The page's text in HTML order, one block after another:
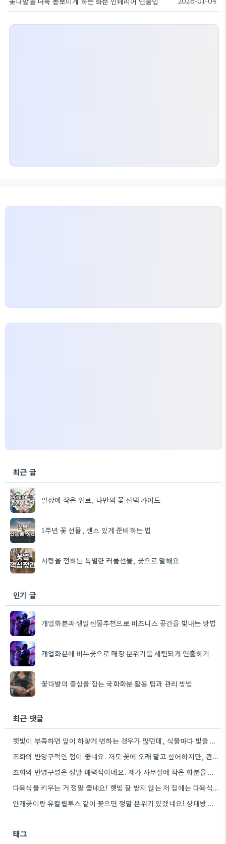
최근 글
일상에 작은 위로, 나만의 꽃 선택 가이드
1주년 꽃 선물, 센스 있게 준비하는 법
사랑을 전하는 특별한 커플선물, 꽃으로 말해요
인기 글
개업화분과 생일선물추천으로 비즈니스 공간을 빛내는 방법
개업화분에 비누꽃으로 매장 분위기를 세련되게 연출하기
꽃다발의 중심을 잡는 국화화분 활용 팁과 관리 방법
최근 댓글
햇빛이 부족하면 잎이 하얗게 변하는 경우가 많던데, 식물마다 빛을 좋아하는 양이 다르니까 꼭 확인하는 게…
조화의 반영구적인 점이 좋네요. 저도 꽃에 오래 맡고 싶어하지만, 관리가 번거롭다는 게 아쉽습니다.
조화의 반영구성은 정말 매력적이네요. 제가 사무실에 작은 화분을 하나 놓아두고 있는데, 조화처럼 관리가 편한 꽃이…
다육식물 키우는 거 정말 좋네요! 햇빛 잘 받지 않는 저 집에는 다육식물로 시작해야겠어요.
안개꽃이랑 유칼립투스 같이 꽂으면 정말 분위기 있겠네요! 상대방 취향 생각하는 것도 좋지만, 꽃말도 고려하면 센스+
태그